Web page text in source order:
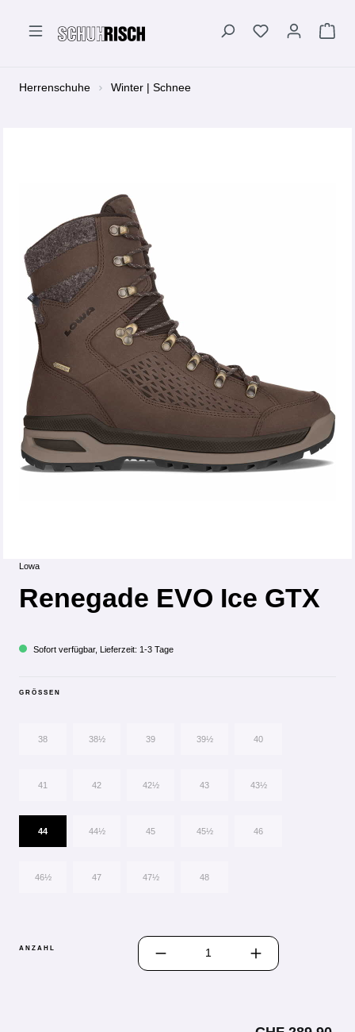
Herrenschuhe Winter | Schnee
Lowa
Renegade EVO Ice GTX
Sofort verfügbar, Lieferzeit: 1-3 Tage
GRÖSSEN
38 38½ 39 39½ 40
41 42 42½ 43 43½
44 44½ 45 45½ 46
46½ 47 47½ 48
ANZAHL
PRODUKT ANZAHL: GIB DEN